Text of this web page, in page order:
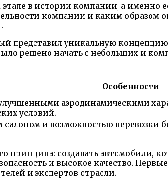
в истории компании, а именно
компании и каким образом
представил уникальную
решено начать с небольших и
Особенности
аэродинамическими
условий.
салоном и возможностью перевозки
принципа: создавать автомобили,
и высокое качество.
и экспертов отрасли.